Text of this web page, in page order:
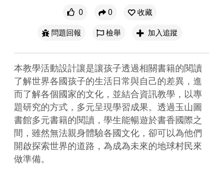
0 0
收藏
問題回報
檢舉 加入追蹤
本教學活動設計讓是讓孩子透過相關書籍的閱讀
了解世界各國孩子的生活日常與自己的差異，進
而了解各個國家的文化，並結合資訊教學，以專
題研究的方式，多元呈現學習成果。透過玉山圖
書館多元書籍的閱讀，學生能暢遊於書香國際之
間，雖然無法親身體驗各國文化，卻可以為他們
開啟探索世界的道路，為成為未來的地球村民來
做準備。